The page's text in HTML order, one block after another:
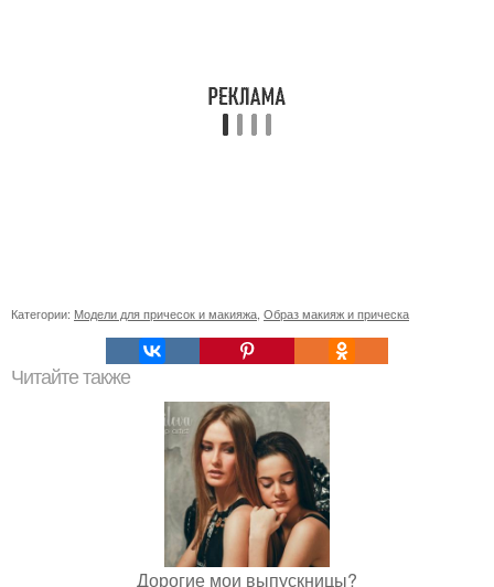
Категории: Модели для причесок и макияжа, Образ макияж и прическа
Читайте также
Дорогие мои выпускницы?